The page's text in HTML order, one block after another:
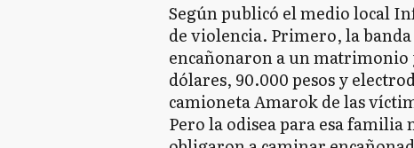
Según publicó el medio local
de violencia. Primero, la
encañonaron a un matrimonio
dólares, 90.000 pesos y
camioneta Amarok de las
Pero la odisea para esa